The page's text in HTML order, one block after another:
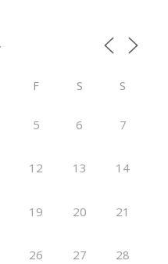
F S S
5 6 7
12 13 14
19 20 21
26 27 28